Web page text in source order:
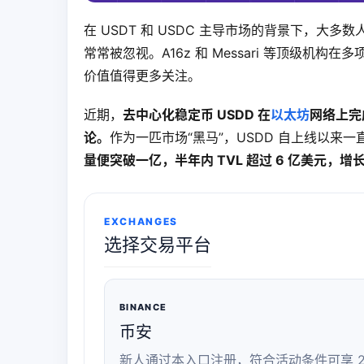
在 USDT 和 USDC 主导市场的背景下，大多数
常常被忽视。A16z 和 Messari 等顶级机构在多
价值值得更多关注。
近期， 去中心化稳定币 USDD 在以太坊网络上
论。 作为一匹市场“黑马”，USDD 自上线以来一
量便突破一亿，半年内 TVL 超过 6 亿美元，增
EXCHANGES
选择交易平台
BINANCE
币安
新人通过本入口注册，符合活动条件可享